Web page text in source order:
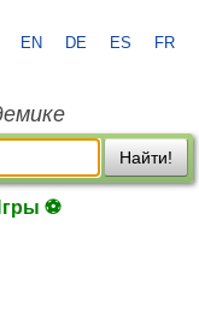
EN DE ES FR
Найти!
⚽